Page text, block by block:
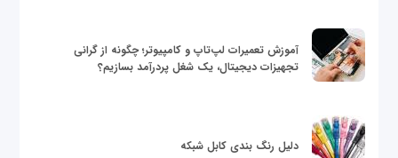
آموزش تعمیرات لپ‌تاپ و کامپیوتر؛ چگونه از گرانی
تجهیزات دیجیتال، یک شغل پردرآمد بسازیم؟
دلیل رنگ بندی کابل شبکه